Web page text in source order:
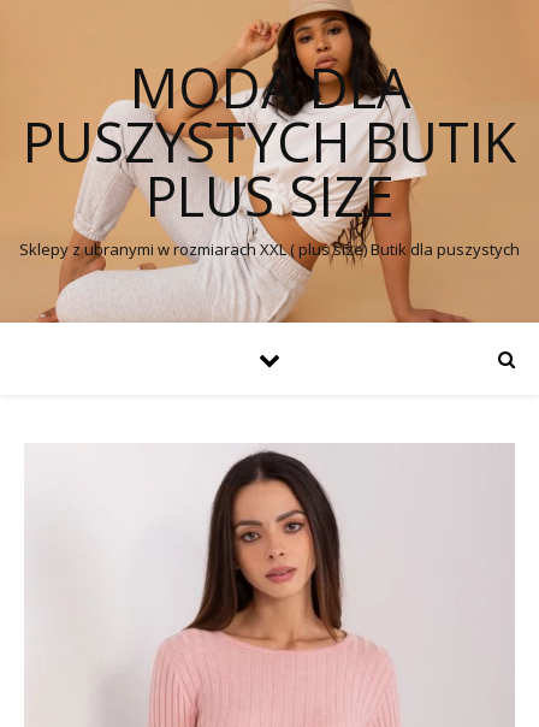
MODA DLA
PUSZYSTYCH BUTIK
PLUS SIZE
Sklepy z ubranymi w rozmiarach XXL ( plus size) Butik dla puszystych